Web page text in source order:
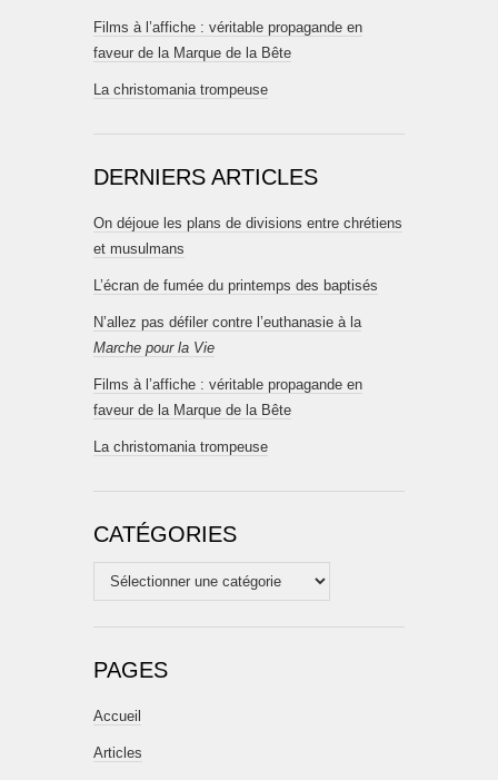
Films à l’affiche : véritable propagande en
faveur de la Marque de la Bête
La christomania trompeuse
DERNIERS ARTICLES
On déjoue les plans de divisions entre chrétiens
et musulmans
L’écran de fumée du printemps des baptisés
N’allez pas défiler contre l’euthanasie à la
Marche pour la Vie
Films à l’affiche : véritable propagande en
faveur de la Marque de la Bête
La christomania trompeuse
CATÉGORIES
Catégories
PAGES
Accueil
Articles